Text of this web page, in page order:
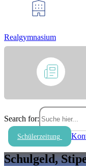
Realgymnasium
Search for:
Schülerzeitung
Schulgeld,